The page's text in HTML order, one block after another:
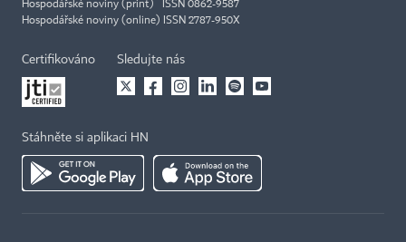
Hospodářské noviny (print) ISSN 0862-9587
Hospodářské noviny (online) ISSN 2787-950X
Certifikováno Sledujte nás
Stáhněte si aplikaci HN